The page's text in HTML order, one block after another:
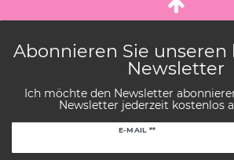
Abonnieren Sie unseren
Newsletter
Ich möchte den Newsletter
Newsletter jederzeit kostenlos
E-MAIL **